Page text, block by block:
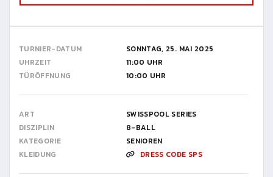
TURNIER-DATUM
SONNTAG, 25. MAI 2025
UHRZEIT
11:00 UHR
TÜRÖFFNUNG
10:00 UHR
ART
SWISSPOOL SERIES
DISZIPLIN
8-BALL
KATEGORIE
SENIOREN
KLEIDUNG
DRESS CODE SPS